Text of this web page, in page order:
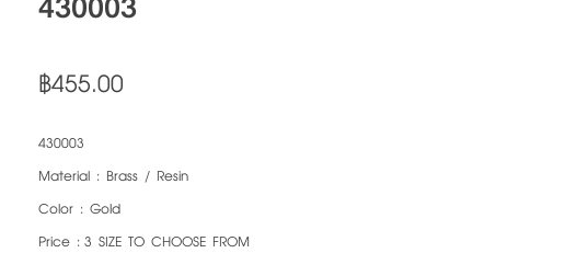
฿455.00
430003
Material : Brass / Resin
Color : Gold
Price : 3 SIZE TO CHOOSE FROM